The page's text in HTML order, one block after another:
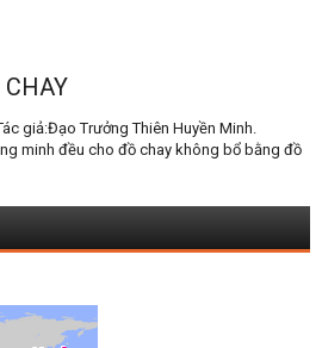
giả:Đạo Trưởng Thiên Huyền Minh.
minh đều cho đồ chay không bổ bằng đồ